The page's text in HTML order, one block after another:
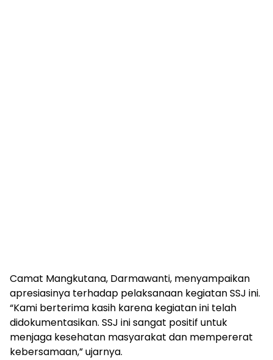
Camat Mangkutana, Darmawanti, menyampaikan
apresiasinya terhadap pelaksanaan kegiatan SSJ ini.
“Kami berterima kasih karena kegiatan ini telah
didokumentasikan. SSJ ini sangat positif untuk
menjaga kesehatan masyarakat dan mempererat
kebersamaan,” ujarnya.